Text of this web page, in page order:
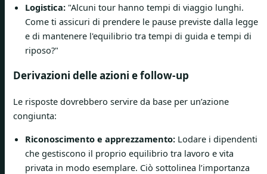
Logistica: "Alcuni tour hanno tempi di viaggio lunghi.
Come ti assicuri di prendere le pause previste dalla legge
e di mantenere l'equilibrio tra tempi di guida e tempi di
riposo?"
Derivazioni delle azioni e follow-up
Le risposte dovrebbero servire da base per un’azione
congiunta:
Riconoscimento e apprezzamento: Lodare i dipendenti
che gestiscono il proprio equilibrio tra lavoro e vita
privata in modo esemplare. Ciò sottolinea l’importanza